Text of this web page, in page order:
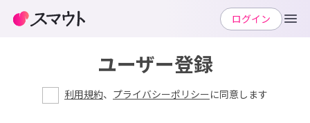
ユーザー登録
利用規約、 プライバシーポリシーに同意します
ログイン